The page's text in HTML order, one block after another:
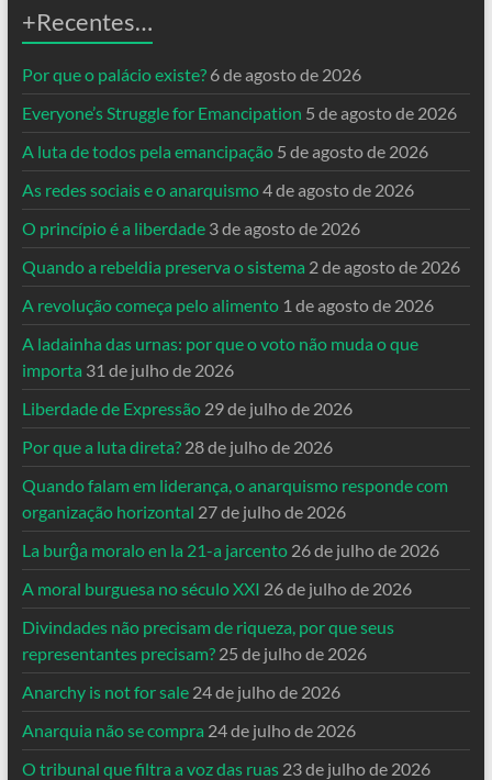
+Recentes…
Por que o palácio existe? 6 de agosto de 2026
Everyone’s Struggle for Emancipation 5 de agosto de 2026
A luta de todos pela emancipação 5 de agosto de 2026
As redes sociais e o anarquismo4 de agosto de 2026
O princípio é a liberdade 3 de agosto de 2026
Quando a rebeldia preserva o sistema 2 de agosto de 2026
A revolução começa pelo alimento 1 de agosto de 2026
A ladainha das urnas: por que o voto não muda o que
importa 31 de julho de 2026
Liberdade de Expressão 29 de julho de 2026
Por que a luta direta? 28 de julho de 2026
Quando falam em liderança, o anarquismo responde com
organização horizontal 27 de julho de 2026
La burĝa moralo en la 21-a jarcento 26 de julho de 2026
A moral burguesa no século XXI 26 de julho de 2026
Divindades não precisam de riqueza, por que seus
representantes precisam? 25 de julho de 2026
Anarchy is not for sale 24 de julho de 2026
Anarquia não se compra 24 de julho de 2026
O tribunal que filtra a voz das ruas 23 de julho de 2026